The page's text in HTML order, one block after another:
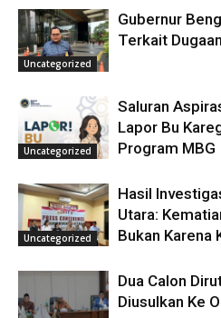
Uncategorized
Gubernur
Terkait
Uncategorized
Saluran
Lapor Bu
Program MBG
Uncategorized
Hasil
Utara:
Bukan Karena
Dua Calon
Diusulkan Ke